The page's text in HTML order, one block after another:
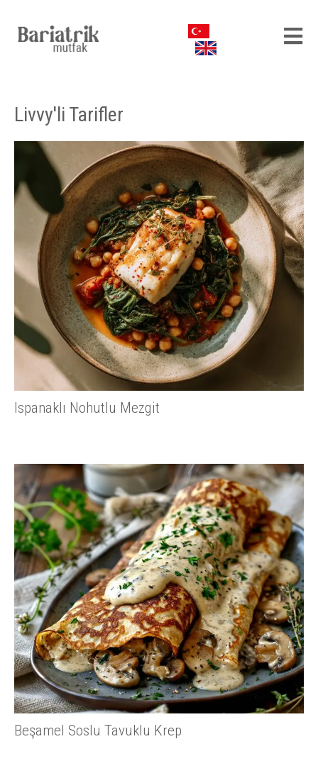
Livvy'li Tarifler
Ispanaklı Nohutlu Mezgit
Beşamel Soslu Tavuklu Krep